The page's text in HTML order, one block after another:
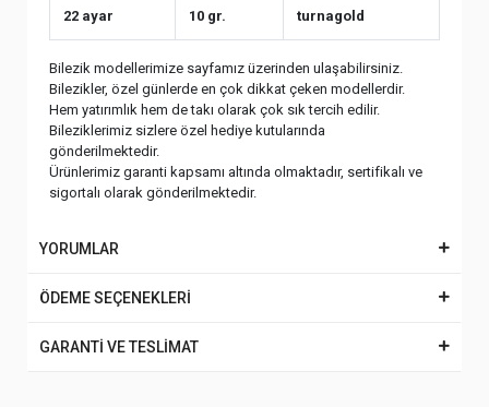
22 ayar 10 gr. turnagold
Bilezik modellerimize sayfamız üzerinden ulaşabilirsiniz.
Bilezikler, özel günlerde en çok dikkat çeken modellerdir.
Hem yatırımlık hem de takı olarak çok sık tercih edilir.
Bileziklerimiz sizlere özel hediye kutularında
gönderilmektedir.
Ürünlerimiz garanti kapsamı altında olmaktadır, sertifikalı ve
sigortalı olarak gönderilmektedir.
YORUMLAR
ÖDEME SEÇENEKLERİ
GARANTİ VE TESLİMAT